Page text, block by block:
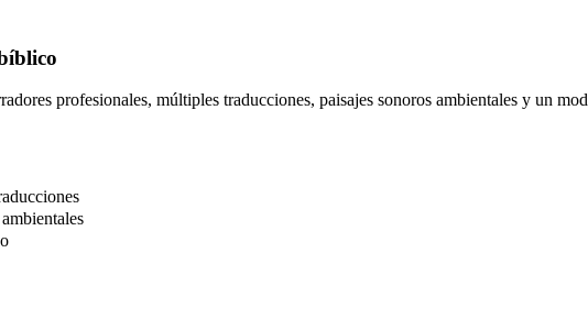
profesionales, múltiples traducciones, paisajes sonoros ambientales y un